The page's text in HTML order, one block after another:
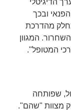
הדיגיטלי
ובכך
מהדרכת
המגוון
המטופל".
כחוברת תרגול, שפותחה
מצוות "שהם".